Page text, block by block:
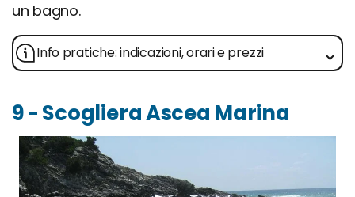
un bagno.
Info pratiche: indicazioni, orari e prezzi
9 - Scogliera Ascea Marina